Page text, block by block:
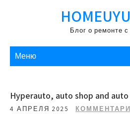
Блог о ремонте
Меню
Hyperauto, auto shop and
4 АПРЕЛЯ 2025